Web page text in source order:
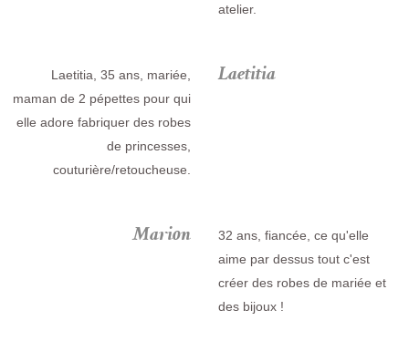
atelier.
Laetitia, 35 ans, mariée,
maman de 2 pépettes pour qui
elle adore fabriquer des robes
de princesses,
couturière/retoucheuse.
Laetitia
Marion
32 ans, fiancée, ce qu'elle
aime par dessus tout c'est
créer des robes de mariée et
des bijoux !